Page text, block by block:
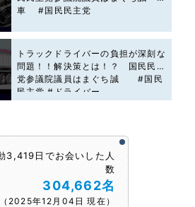
車 #国民民主党
トラックドライバーの負担が深刻な
問題！！解決策とは！？ 国民民主
党参議院議員はまぐち誠 #国民
民主党 #ドライバー
3,419日でお会いした人
数
304,662名
（2025年12月04日 現在）